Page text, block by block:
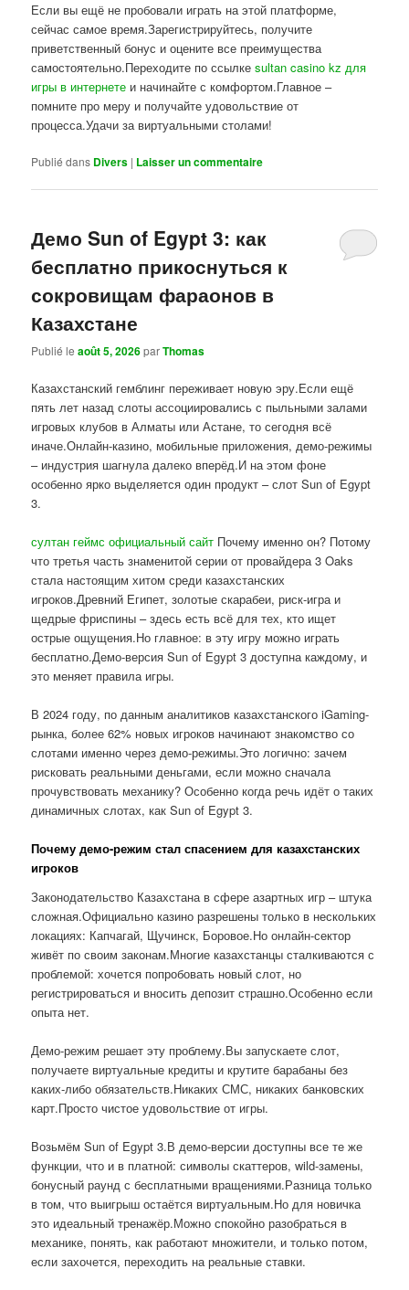
Если вы ещё не пробовали играть на этой платформе,
сейчас самое время.Зарегистрируйтесь, получите
приветственный бонус и оцените все преимущества
самостоятельно.Переходите по ссылкеsultan casino kz для
игры в интернете и начинайте с комфортом.Главное –
помните про меру и получайте удовольствие от
процесса.Удачи за виртуальными столами!
Publié dans Divers | Laisser un commentaire
Демо Sun of Egypt 3: как
бесплатно прикоснуться к
сокровищам фараонов в
Казахстане
Publié leaoût 5, 2026parThomas
Казахстанский гемблинг переживает новую эру.Если ещё
пять лет назад слоты ассоциировались с пыльными залами
игровых клубов в Алматы или Астане, то сегодня всё
иначе.Онлайн-казино, мобильные приложения, демо-режимы
– индустрия шагнула далеко вперёд.И на этом фоне
особенно ярко выделяется один продукт – слот Sun of Egypt
3.
султан геймс официальный сайт Почему именно он? Потому
что третья часть знаменитой серии от провайдера 3 Oaks
стала настоящим хитом среди казахстанских
игроков.Древний Египет, золотые скарабеи, риск-игра и
щедрые фриспины – здесь есть всё для тех, кто ищет
острые ощущения.Но главное: в эту игру можно играть
бесплатно.Демо-версия Sun of Egypt 3 доступна каждому, и
это меняет правила игры.
В 2024 году, по данным аналитиков казахстанского iGaming-
рынка, более 62% новых игроков начинают знакомство со
слотами именно через демо-режимы.Это логично: зачем
рисковать реальными деньгами, если можно сначала
прочувствовать механику? Особенно когда речь идёт о таких
динамичных слотах, как Sun of Egypt 3.
Почему демо-режим стал спасением для казахстанских
игроков
Законодательство Казахстана в сфере азартных игр – штука
сложная.Официально казино разрешены только в нескольких
локациях: Капчагай, Щучинск, Боровое.Но онлайн-сектор
живёт по своим законам.Многие казахстанцы сталкиваются с
проблемой: хочется попробовать новый слот, но
регистрироваться и вносить депозит страшно.Особенно если
опыта нет.
Демо-режим решает эту проблему.Вы запускаете слот,
получаете виртуальные кредиты и крутите барабаны без
каких-либо обязательств.Никаких СМС, никаких банковских
карт.Просто чистое удовольствие от игры.
Возьмём Sun of Egypt 3.В демо-версии доступны все те же
функции, что и в платной: символы скаттеров, wild-замены,
бонусный раунд с бесплатными вращениями.Разница только
в том, что выигрыш остаётся виртуальным.Но для новичка
это идеальный тренажёр.Можно спокойно разобраться в
механике, понять, как работают множители, и только потом,
если захочется, переходить на реальные ставки.